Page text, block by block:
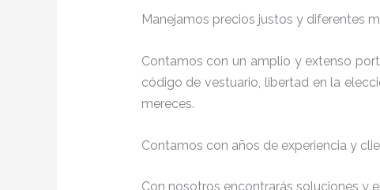
Manejamos precios justos y diferentes
Contamos con un amplio y extenso
código de vestuario, libertad en la
mereces.
Contamos con años de experiencia y
Con nosotros encontrarás soluciones y